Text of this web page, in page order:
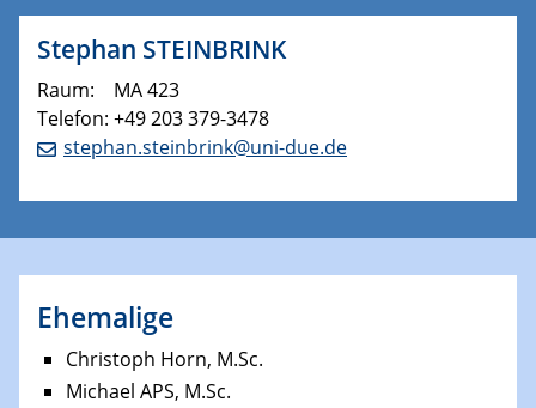
Stephan STEINBRINK
Raum: MA 423
Telefon: +49 203 379-3478
stephan.steinbrink@uni-due.de
Ehemalige
Christoph Horn, M.Sc.
Michael APS, M.Sc.